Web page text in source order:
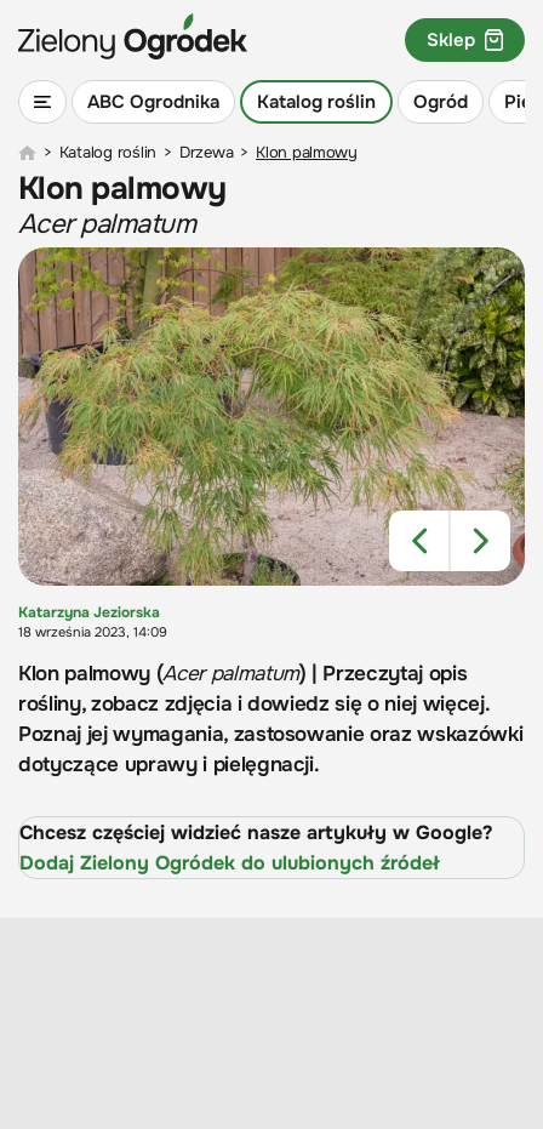
ABC Ogrodnika Katalog roślin Ogród
Sklep
> Katalog roślin > Drzewa > Klon palmowy
Klon palmowy
Acer palmatum
Katarzyna Jeziorska
18 września 2023, 14:09
Klon palmowy (Acer palmatum) | Przeczytaj opis
rośliny, zobacz zdjęcia i dowiedz się o niej więcej.
Poznaj jej wymagania, zastosowanie oraz wskazówki
dotyczące uprawy i pielęgnacji.
Chcesz częściej widzieć nasze artykuły w Google?
Dodaj Zielony Ogródek do ulubionych źródeł